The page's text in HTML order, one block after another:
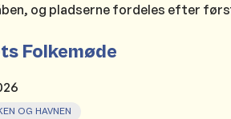
og pladserne fordeles efter
Folkemøde
OG HAVNEN